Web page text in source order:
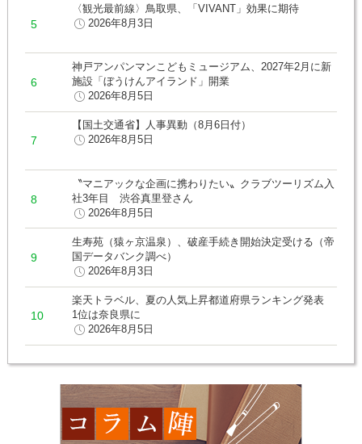
〈観光最前線〉鳥取県、「VIVANT」効果に期待
2026年8月3日
神戸アンパンマンこどもミュージアム、2027年2月に新
施設「ぼうけんアイランド」開業
2026年8月5日
【国土交通省】人事異動（8月6日付）
2026年8月5日
〝マニアックな企画に携わりたい〟クラブツーリズム入
社3年目 渋谷真里登さん
2026年8月5日
生寿苑（猿ヶ京温泉）、破産手続き開始決定受ける（帝
国データバンク調べ）
2026年8月3日
楽天トラベル、夏の人気上昇都道府県ランキング発表
1位は奈良県に
2026年8月5日